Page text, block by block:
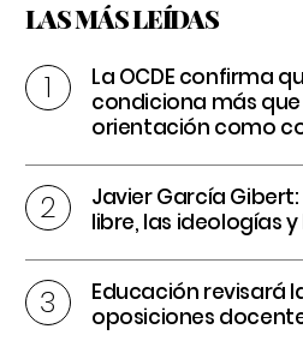
LAS MÁS LEÍDAS
La OCDE confirma
condiciona más
orientación como
Javier García
libre, las ideologías
Educación revisará
oposiciones